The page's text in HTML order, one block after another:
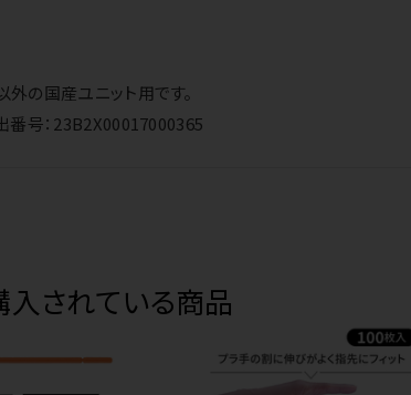
の国産ユニット用です。
号：23B2X00017000365
入されている商品